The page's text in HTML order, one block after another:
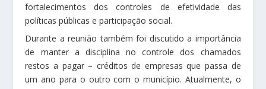
fortalecimentos dos controles de efetividade das
políticas públicas e participação social.
Durante a reunião também foi discutido a importância
de manter a disciplina no controle dos chamados
restos a pagar – créditos de empresas que passa de
um ano para o outro com o município. Atualmente, o